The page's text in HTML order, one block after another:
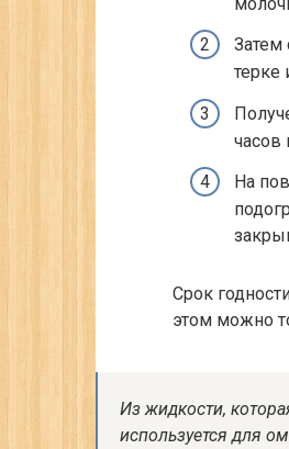
Затем
часов
На
Срок
этом можно
Из жидкости,
используется для